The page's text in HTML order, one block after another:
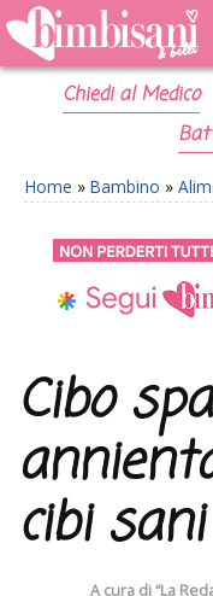
Chiedi al Medico
Home » Bambino »
Cibo
cibi sani
A cura di“La